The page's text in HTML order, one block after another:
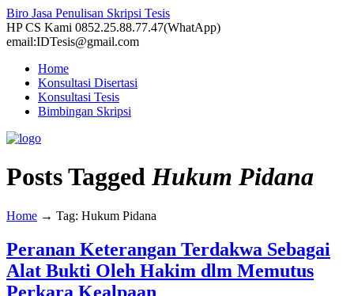
Biro Jasa Penulisan Skripsi Tesis
HP CS Kami 0852.25.88.77.47(WhatApp)
email:IDTesis@gmail.com
Home
Konsultasi Disertasi
Konsultasi Tesis
Bimbingan Skripsi
Posts TaggedHukum Pidana
Home → Tag: Hukum Pidana
Peranan Keterangan Terdakwa Sebagai
Alat Bukti Oleh Hakim dlm Memutus
Perkara Kealpaan